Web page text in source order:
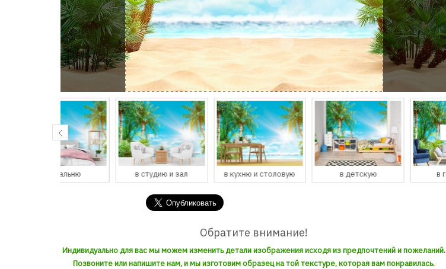
в кухню и столовую в детскую
Обратите внимание!
Индивидуально для вас мы можем изменить детали изображения исходя из предпочтений и пожеланий.
Позвоните или напишите нам, и мы изготовим образец на той текстуре, которая вам понравилась.